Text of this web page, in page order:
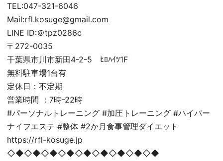
TEL:047-321-6046
Mail:rfl.kosuge@gmail.com
LINE ID:＠tpz0286c
〒272-0035
千葉県市川市新田4-2-5 ﾋﾛﾊｲﾂ1F
無料駐車場1台有
定休日：不定期
営業時間 ：7時-22時
#パーソナルトレーニング #加圧トレーニング #ハイパー
ナイフエステ #整体 #2か月食事管理ダイエット
https://rfl-kosuge.jp
◇◆◇◆◇◆◇◆◇◆◇◆◇◆◇◆◇◆